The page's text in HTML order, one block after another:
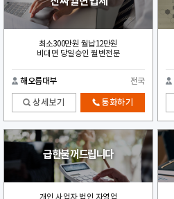
최소300만원 월납12만원
비대면 당일승인 월변전문
해오름대부 전국
상세보기 통화하기
급한불 꺼드립니다